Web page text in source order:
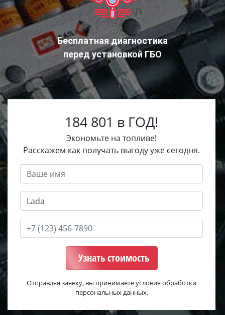
Бесплатная диагностика
перед установкой ГБО
184 801 в ГОД!
Экономьте на топливе!
Расскажем как получать выгоду уже сегодня.
Узнать стоимость
Отправляя заявку, вы принимаете условия обработки
персональных данных.